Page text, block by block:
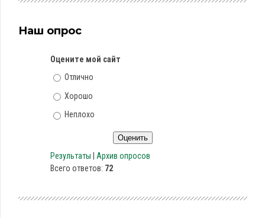
Наш опрос
Оцените мой сайт
Отлично
Хорошо
Неплохо
Результаты
Архив опросов
Всего ответов: 72